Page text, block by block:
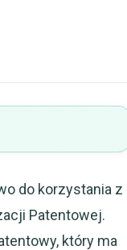
do korzystania z
Patentowej.
który ma